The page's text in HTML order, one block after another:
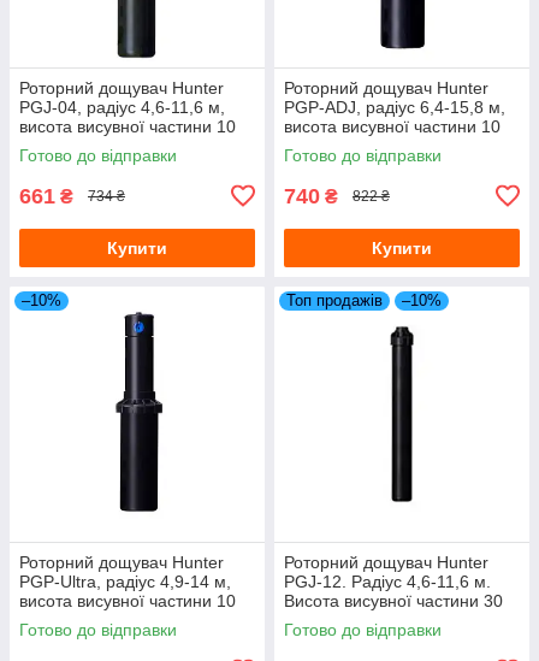
Роторний дощувач Hunter
PGJ-04, радіус 4,6-11,6 м,
висота висувної частини 10
см
Готово до відправки
661 ₴ 734 ₴
Купити
Роторний дощувач Hunter
PGP-ADJ, радіус 6,4-15,8 м,
висота висувної частини 10
см
Готово до відправки
740 ₴ 822 ₴
Купити
–10%
Роторний дощувач Hunter
PGP-Ultra, радіус 4,9-14 м,
висота висувної частини 10
см
Готово до відправки
Топ продажів –10%
Роторний дощувач Hunter
PGJ-12. Радіус 4,6-11,6 м.
Висота висувної частини 30
см
Готово до відправки